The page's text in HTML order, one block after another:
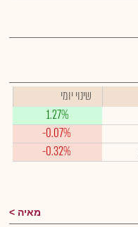
שינוי יומי
1.27%
-0.07%
-0.32%
מאיה